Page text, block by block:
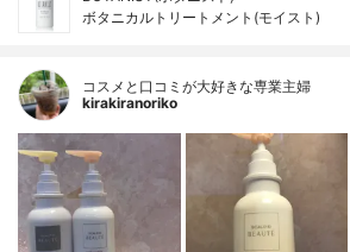
ボタニカルトリートメント(モイスト)
コスメと口コミが大好きな専業主婦
kirakiranoriko